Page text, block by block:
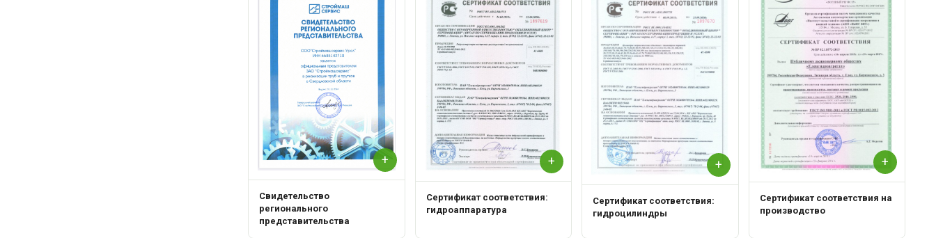
+
Свидетельство
регионального
представительства
+
Сертификат соответствия:
гидроаппаратура
+
Сертификат соответствия:
гидроцилиндры
+
Сертификат соответствия на
производство